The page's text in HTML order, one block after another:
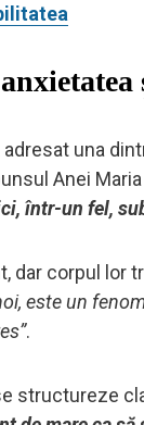
una
Anei
într-un fel,
dar corpul lor
este un
.
structureze